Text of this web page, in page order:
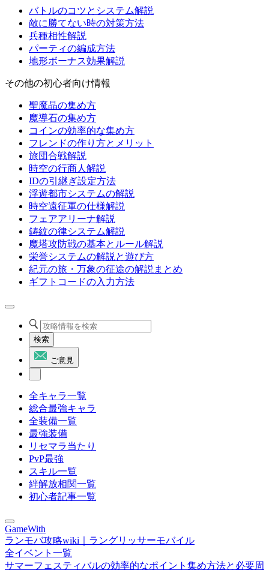
バトルのコツとシステム解説
敵に勝てない時の対策方法
兵種相性解説
パーティの編成方法
地形ボーナス効果解説
その他の初心者向け情報
聖魔晶の集め方
魔導石の集め方
コインの効率的な集め方
フレンドの作り方とメリット
旅団合戦解説
時空の行商人解説
IDの引継ぎ設定方法
浮遊都市システムの解説
時空遠征軍の仕様解説
フェアアリーナ解説
鋳紋の律システム解説
魔塔攻防戦の基本とルール解説
栄誉システムの解説と遊び方
紀元の旅・万象の征途の解説まとめ
ギフトコードの入力方法
検索
ご意見
全キャラ一覧
総合最強キャラ
全装備一覧
最強装備
リセマラ当たり
PvP最強
スキル一覧
絆解放相関一覧
初心者記事一覧
GameWith
ランモバ攻略wiki｜ラングリッサーモバイル
全イベント一覧
サマーフェスティバルの効率的なポイント集め方法と必要周